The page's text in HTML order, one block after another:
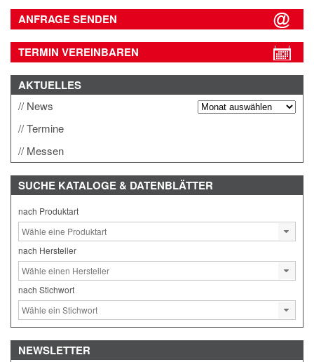
ANFRAGE SENDEN
TERMIN VEREINBAREN
AKTUELLES
News
Termine
Messen
SUCHE KATALOGE & DATENBLÄTTER
nach Produktart
nach Hersteller
nach Stichwort
NEWSLETTER